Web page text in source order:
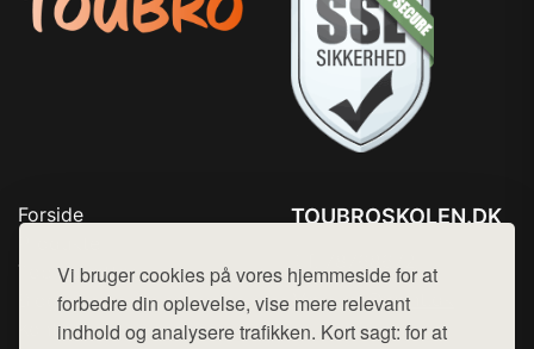
Vi bruger cookies på vores hjemmeside for at
forbedre din oplevelse, vise mere relevant
indhold og analysere trafikken. Kort sagt: for at
Forside
Top Rabatter
Blog
Kontakt
TOUBROSKOLEN.DK
Mail: hej@want.dk